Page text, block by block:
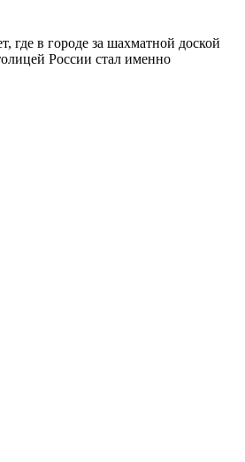
где в городе за шахматной доской
России стал именно